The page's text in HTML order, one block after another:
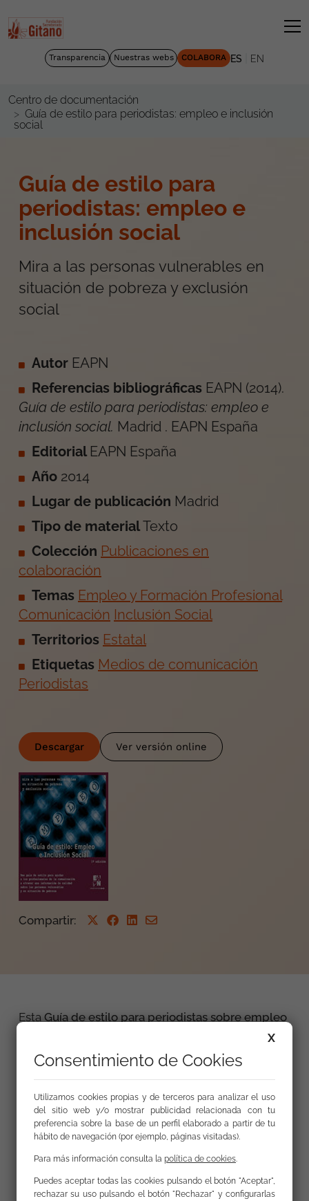
Transparencia Nuestras webs COLABORA ES EN
Centro de documentación
Guía de estilo para periodistas: empleo e inclusión
social
Guía de estilo para
periodistas: empleo e
inclusión social
Mira a las personas vulnerables en
situación de pobreza y exclusión
social
Autor EAPN
Referencias bibliográficas EAPN (2014).
Guía de estilo para periodistas: empleo e
inclusión social. Madrid . EAPN España
Editorial EAPN España
Año 2014
Lugar de publicación Madrid
Tipo de material Texto
Colección Publicaciones en
colaboración
Temas Empleo y Formación Profesional
Comunicación Inclusión Social
Territorios Estatal
Etiquetas Medios de comunicación
Periodistas
Descargar Ver versión online
Compartir:
Esta Guía de estilo para periodistas sobre empleo
España y EAPN Madrid
de dotar a los periodistas
de herramientas útiles para el desempeño de su
labor profesional. A lo largo del presente textose
irán abordando diferentes conceptos como el de
trabajo decente, salarios dignos o trabajadores
pobres, entre otros. De igual manera se han
medición del empleo, y hacerlas más accesibles a
todos los profesionales.
X
Consentimiento de Cookies
Utilizamos cookies propias y de terceros para analizar el uso
del sitio web y/o mostrar publicidad relacionada con tu
preferencia sobre la base de un perfil elaborado a partir de tu
hábito de navegación (por ejemplo, páginas visitadas).
Para más información consulta la política de cookies.
Puedes aceptar todas las cookies pulsando el botón "Aceptar",
rechazar su uso pulsando el botón "Rechazar" y configurarlas